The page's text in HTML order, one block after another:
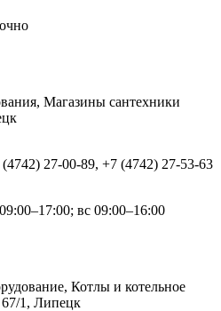
Магазины сантехники
27-00-89, +7 (4742) 27-53-63
вс 09:00–16:00
Котлы и котельное
67/1, Липецк